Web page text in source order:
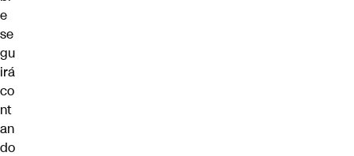
e
se
gu
irá
co
nt
an
do